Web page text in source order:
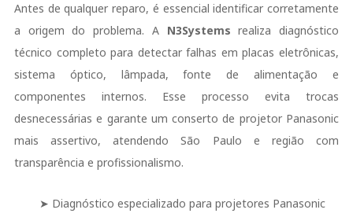
Antes de qualquer reparo, é essencial identificar corretamente
a origem do problema. A N3Systems realiza diagnóstico
técnico completo para detectar falhas em placas eletrônicas,
sistema óptico, lâmpada, fonte de alimentação e
componentes internos. Esse processo evita trocas
desnecessárias e garante um conserto de projetor Panasonic
mais assertivo, atendendo São Paulo e região com
transparência e profissionalismo.
➤ Diagnóstico especializado para projetores Panasonic